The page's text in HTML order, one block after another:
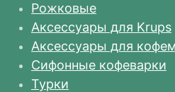
Рожковые
Аксессуары для Krups
Аксессуары для
Сифонные кофеварки
Турки